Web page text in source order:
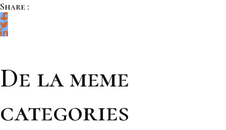
Share :
De la meme
categories